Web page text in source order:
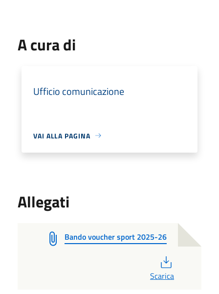
A cura di
Ufficio comunicazione
VAI ALLA PAGINA
Allegati
Bando voucher sport 2025-26
Scarica